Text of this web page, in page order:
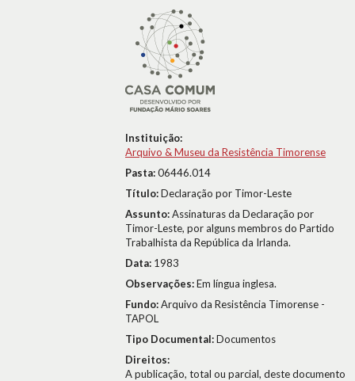
Instituição:
Arquivo & Museu da Resistência Timorense
Pasta:06446.014
Título:Declaração por Timor-Leste
Assunto:Assinaturas da Declaração por
Timor-Leste, por alguns membros do Partido
Trabalhista da República da Irlanda.
Data: 1983
Observações:Em língua inglesa.
Fundo:Arquivo da Resistência Timorense -
TAPOL
Tipo Documental:Documentos
Direitos:
A publicação, total ou parcial, deste documento